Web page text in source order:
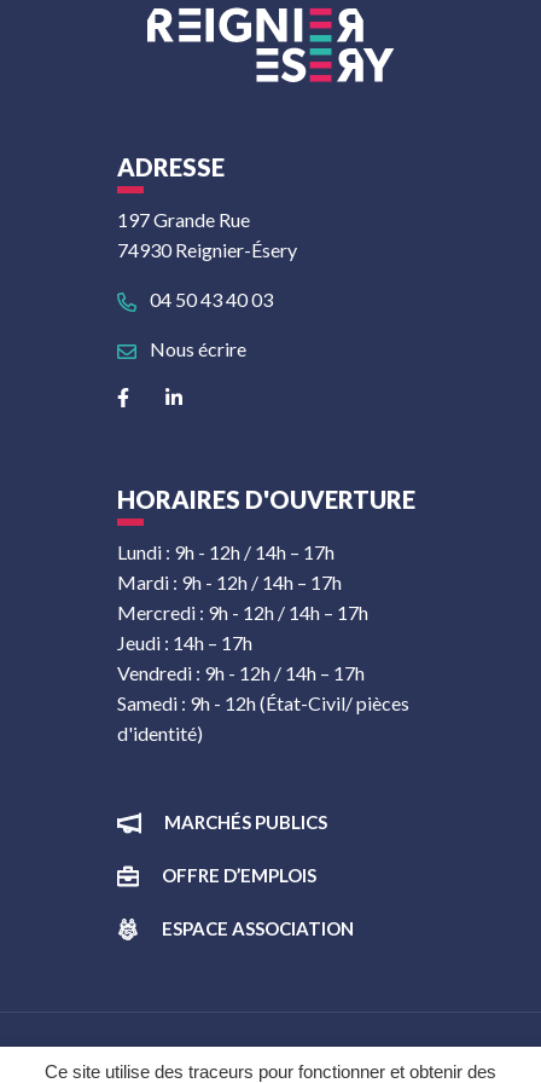
Ce site utilise des traceurs pour fonctionner et obtenir des
ADRESSE
197 Grande Rue
74930 Reignier-Ésery
04 50 43 40 03
Nous écrire
Lien vers le compte Facebook
Lien vers le compte Linkedin
HORAIRES D'OUVERTURE
Lundi : 9h - 12h / 14h – 17h
Mardi : 9h - 12h / 14h – 17h
Mercredi : 9h - 12h / 14h – 17h
Jeudi : 14h – 17h
Vendredi : 9h - 12h / 14h – 17h
Samedi : 9h - 12h (État-Civil/ pièces
d'identité)
MARCHÉS PUBLICS
OFFRE D’EMPLOIS
ESPACE ASSOCIATION
Gestion des cookies